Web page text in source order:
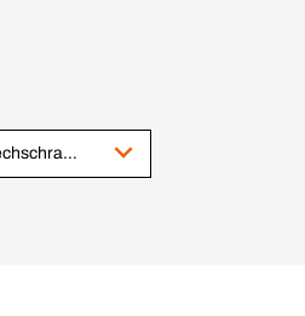
117538 BERA-Sortiment 3002 Blechschrauben Kreuzschlitz Nachfüllsortiment